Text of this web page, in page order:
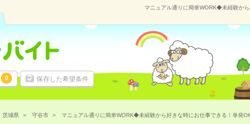
マニュアル通りに簡単WORK◆未経験か
0 保存した希望条件
茨城県 守谷市 マニュアル通りに簡単WORK◆未経験から好きな時にお仕事できる！単発